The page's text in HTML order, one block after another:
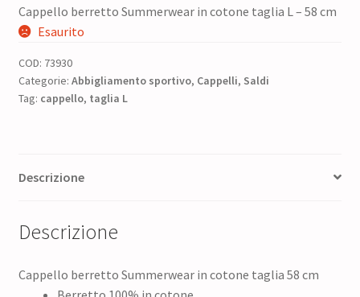
prezzo
era:
6,00 €.
prezzo
è:
4,50 €.
Cappello berretto Summerwear in cotone taglia L – 58 cm
Esaurito
COD: 73930
Categorie: Abbigliamento sportivo, Cappelli, Saldi
Tag: cappello, taglia L
Descrizione
Descrizione
Cappello berretto Summerwear in cotone taglia 58 cm